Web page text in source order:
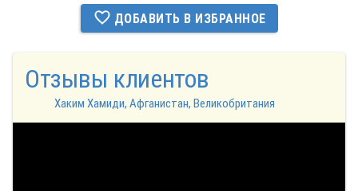
ДОБАВИТЬ В ИЗБРАННОЕ
Отзывы клиентов
Хаким Хамиди, Афганистан, Великобритания